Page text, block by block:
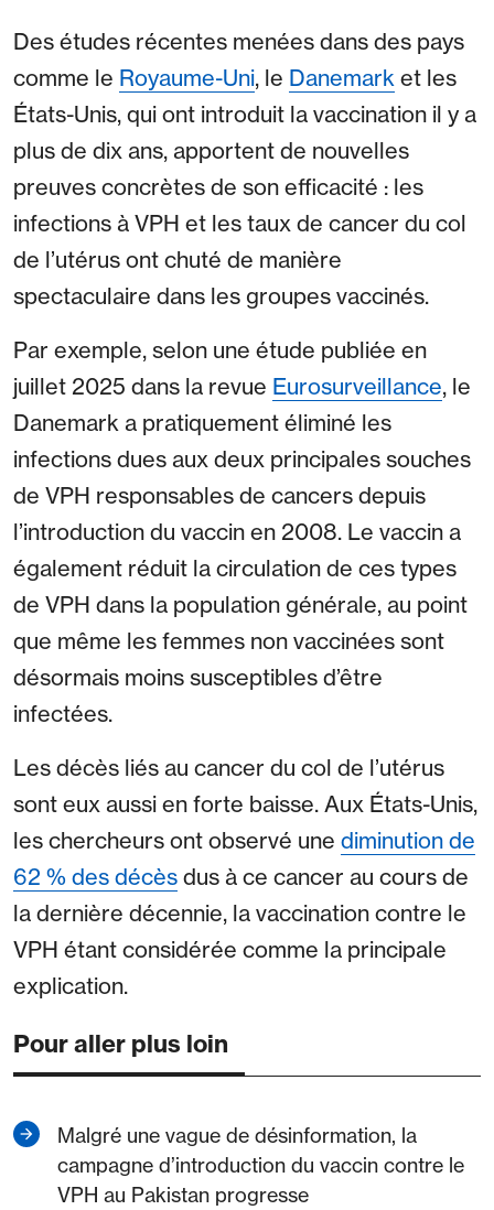
Des études récentes menées dans des pays
comme le Royaume-Uni, le Danemark et les
États-Unis, qui ont introduit la vaccination il y a
plus de dix ans, apportent de nouvelles
preuves concrètes de son efficacité : les
infections à VPH et les taux de cancer du col
de l’utérus ont chuté de manière
spectaculaire dans les groupes vaccinés.
Par exemple, selon une étude publiée en
juillet 2025 dans la revue Eurosurveillance, le
Danemark a pratiquement éliminé les
infections dues aux deux principales souches
de VPH responsables de cancers depuis
l’introduction du vaccin en 2008. Le vaccin a
également réduit la circulation de ces types
de VPH dans la population générale, au point
que même les femmes non vaccinées sont
désormais moins susceptibles d’être
infectées.
Les décès liés au cancer du col de l’utérus
sont eux aussi en forte baisse. Aux États-Unis,
les chercheurs ont observé une diminution de
62 % des décès dus à ce cancer au cours de
la dernière décennie, la vaccination contre le
VPH étant considérée comme la principale
explication.
Pour aller plus loin
Malgré une vague de désinformation, la
campagne d’introduction du vaccin contre le
VPH au Pakistan progresse